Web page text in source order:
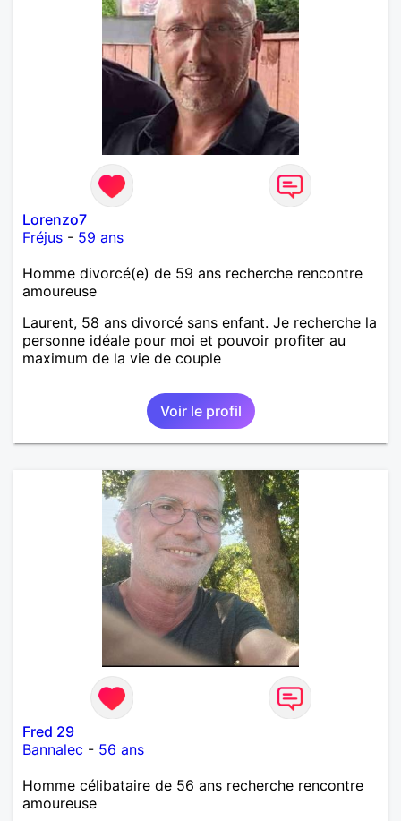
Lorenzo7
Fréjus - 59 ans
Homme divorcé(e) de 59 ans recherche rencontre
amoureuse
Laurent, 58 ans divorcé sans enfant. Je recherche la
personne idéale pour moi et pouvoir profiter au
maximum de la vie de couple
Voir le profil
Fred 29
Bannalec - 56 ans
Homme célibataire de 56 ans recherche rencontre
amoureuse